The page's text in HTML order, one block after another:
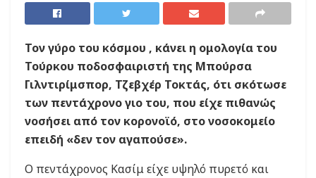
Τον γύρο του κόσμου , κάνει η ομολογία του
Τούρκου ποδοσφαιριστή της Μπούρσα
Γιλντιρίμσπορ, Τζεβχέρ Τοκτάς, ότι σκότωσε
των πεντάχρονο γιο του, που είχε πιθανώς
νοσήσει από τον κορονοϊό, στο νοσοκομείο
επειδή «δεν τον αγαπούσε».
Ο πεντάχρονος Κασίμ είχε υψηλό πυρετό και